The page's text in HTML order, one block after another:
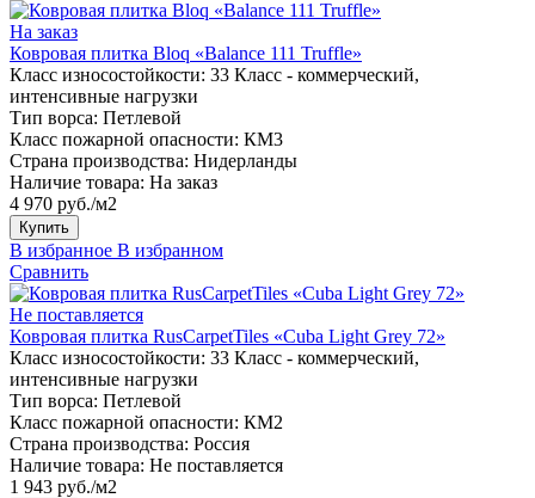
На заказ
Ковровая плитка Bloq «Balance 111 Truffle»
Класс износостойкости: 33 Класс - коммерческий,
интенсивные нагрузки
Тип ворса: Петлевой
Класс пожарной опасности: КМ3
Страна производства: Нидерланды
Наличие товара: На заказ
4 970 руб./м2
Купить
В избранное В избранном
Сравнить
Не поставляется
Ковровая плитка RusCarpetTiles «Cuba Light Grey 72»
Класс износостойкости: 33 Класс - коммерческий,
интенсивные нагрузки
Тип ворса: Петлевой
Класс пожарной опасности: КМ2
Страна производства: Россия
Наличие товара: Не поставляется
1 943 руб./м2